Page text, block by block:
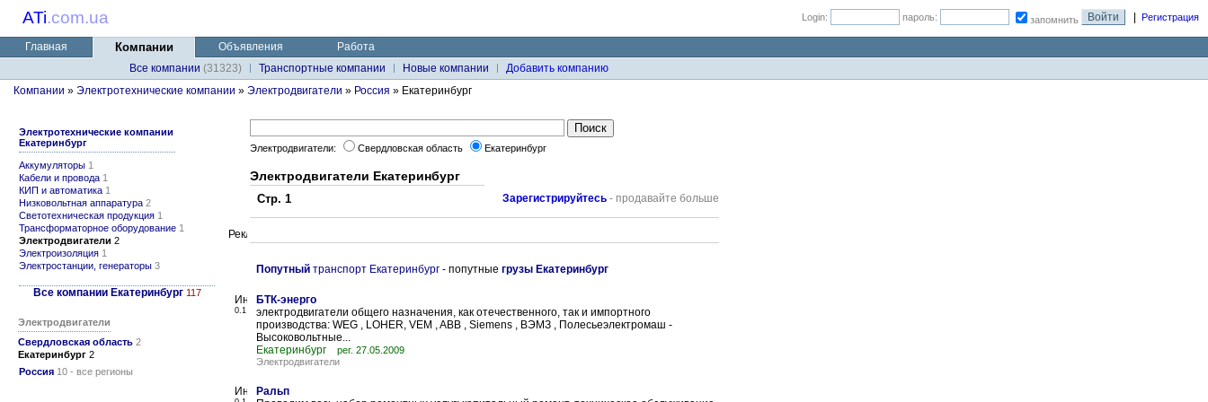
ATi.com.ua Login: пароль: запомнить Регистрация
Главная Компании Объявления
Работа
Все компании (31323) Транспортные компании Новые компании
Добавить компанию
Компании » Электротехнические компании » Электродвигатели » Россия » Екатеринбург
Электротехнические компании
Екатеринбург
Аккумуляторы 1
Кабели и провода 1
КИП и автоматика 1
Низковольтная аппаратура 2
Светотехническая продукция 1
Трансформаторное оборудование 1
Электродвигатели 2
Электроизоляция 1
Электростанции, генераторы 3
Все компании Екатеринбург 117
Электродвигатели
Свердловская область 2
Екатеринбург 2
Россия 10 - все регионы
Электродвигатели: Свердловская область Екатеринбург
Электродвигатели Екатеринбург
Стр. 1 Зарегистрируйтесь - продавайте больше
Попутный транспорт Екатеринбург - попутные грузы Екатеринбург
0.1
БТК-энерго
электродвигатели общего назначения, как отечественного, так и импортного
производства: WEG , LOHER, VEM , ABB , Siemens , ВЭМЗ , Полесьеэлектромаш -
Высоковольтные...
Екатеринбург
рег. 27.05.2009
Электродвигатели
Ральп